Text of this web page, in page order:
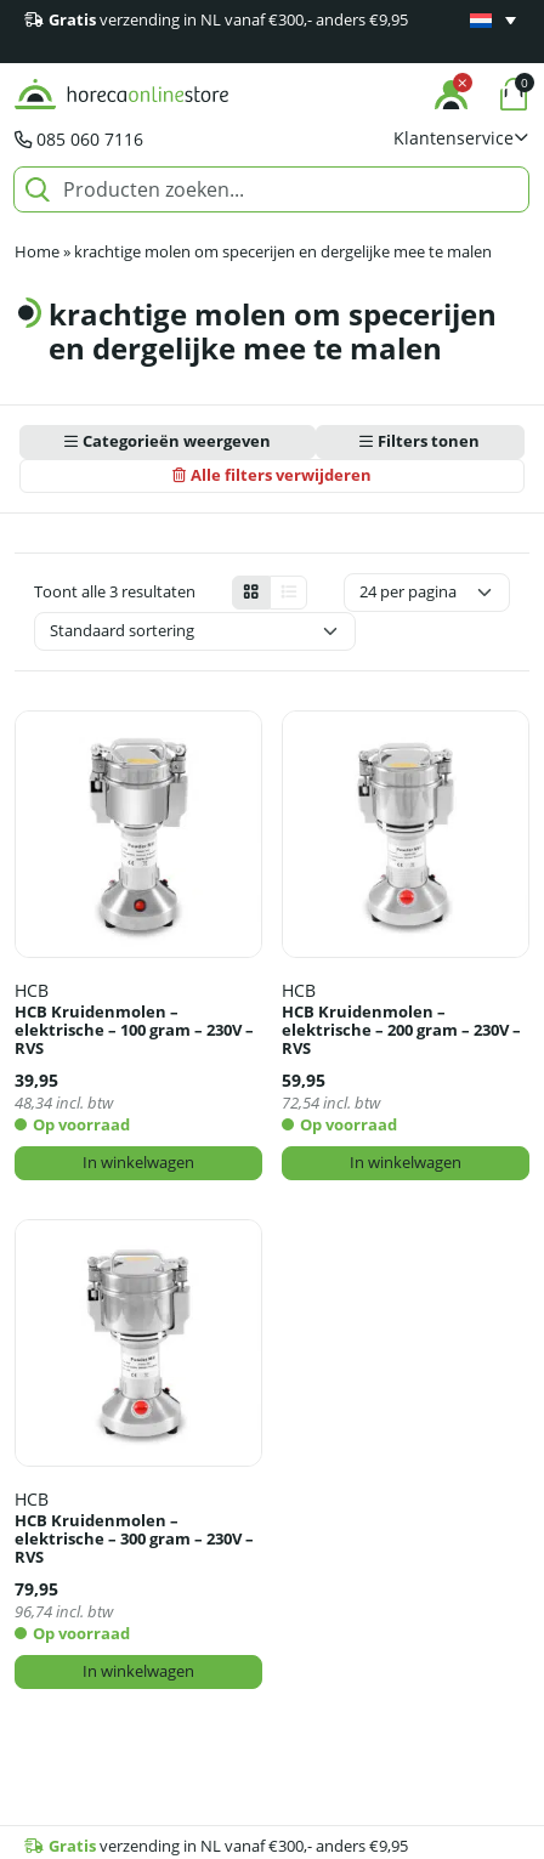
Gratisverzending in NL vanaf €300,- anders €9,95
Minimaal
085 060 7116 Klantenservice
0
Home» krachtige molen om specerijen en dergelijke mee te malen
krachtige molen om specerijen
en dergelijke mee te malen
Categorieën weergeven
Alle filters verwijderen
Filters tonen
Toont alle 3 resultaten
HCB
HCB Kruidenmolen –
elektrische – 100 gram – 230V –
RVS
39,95
48,34incl. btw
Op voorraad
In winkelwagen
HCB
HCB Kruidenmolen –
elektrische – 200 gram – 230V –
RVS
59,95
72,54incl. btw
Op voorraad
In winkelwagen
HCB
HCB Kruidenmolen –
elektrische – 300 gram – 230V –
RVS
79,95
96,74incl. btw
Op voorraad
In winkelwagen
Gratisverzending in NL vanaf €300,- anders €9,95